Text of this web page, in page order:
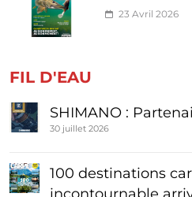
23 Avril 2026
FIL D'EAU
SHIMANO :
30 juillet 2026
100 destinations